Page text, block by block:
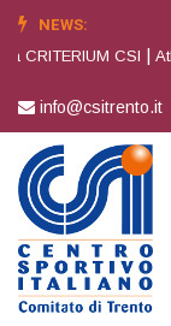
NEWS:
CSI |
info@csitrento.it